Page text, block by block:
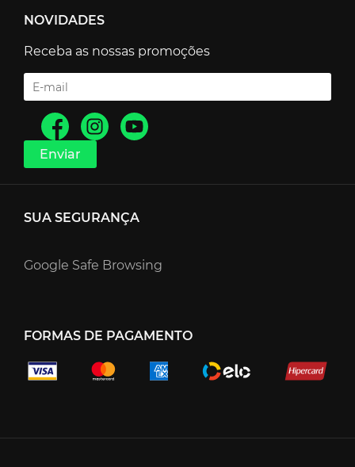
NOVIDADES
Receba as nossas promoções
SUA SEGURANÇA
Google Safe Browsing
FORMAS DE PAGAMENTO